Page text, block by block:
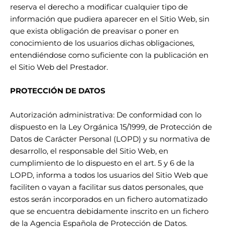
reserva el derecho a modificar cualquier tipo de
información que pudiera aparecer en el Sitio Web, sin
que exista obligación de preavisar o poner en
conocimiento de los usuarios dichas obligaciones,
entendiéndose como suficiente con la publicación en
el Sitio Web del Prestador.
PROTECCIÓN DE DATOS
Autorización administrativa: De conformidad con lo
dispuesto en la Ley Orgánica 15/1999, de Protección de
Datos de Carácter Personal (LOPD) y su normativa de
desarrollo, el responsable del Sitio Web, en
cumplimiento de lo dispuesto en el art. 5 y 6 de la
LOPD, informa a todos los usuarios del Sitio Web que
faciliten o vayan a facilitar sus datos personales, que
estos serán incorporados en un fichero automatizado
que se encuentra debidamente inscrito en un fichero
de la Agencia Española de Protección de Datos.